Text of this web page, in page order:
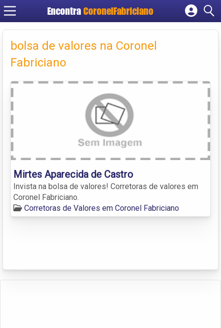
Encontra CoronelFabriciano
Cadastrar empresa
Criar conta
bolsa de valores na Coronel
Fabriciano
Mirtes Aparecida de Castro
Invista na bolsa de valores! Corretoras de valores em
Coronel Fabriciano.
Corretoras de Valores em Coronel Fabriciano